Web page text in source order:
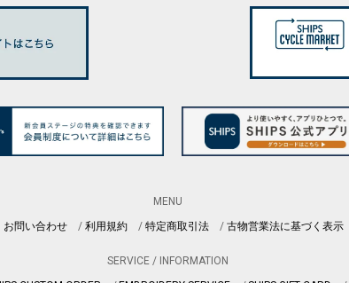
MENU
お問い合わせ 利用規約 特定商取引法 古物営業法に基づく表示
SERVICE / INFORMATION